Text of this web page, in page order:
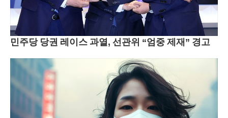
민주당 당권 레이스 과열, 선관위 “엄중 제재” 경고